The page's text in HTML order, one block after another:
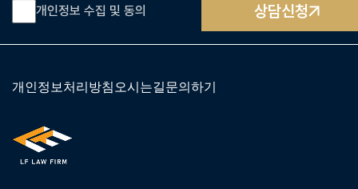
개인정보 수집 및 동의 상담신청
개인정보처리방침오시는길문의하기